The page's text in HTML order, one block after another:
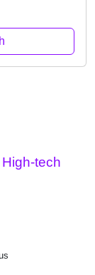
High-tech